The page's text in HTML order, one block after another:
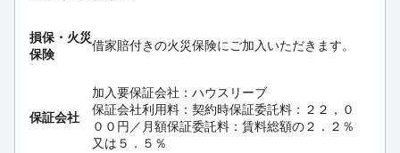
損保・ 火災
保険
借家賠付きの火災保険にご加入いただきます。
保証会社
加入要保証会社：ハウスリーブ
保証会社利用料：契約時保証委託料：２２，０
００円／月額保証委託料：賃料総額の２．２％
又は５．５％